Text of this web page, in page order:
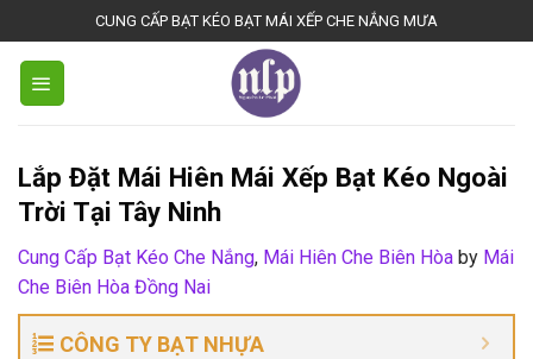
Bienhoadongnai.netCUNG CẤP BẠT KÉO BẠT MÁI XẾP CHE NẮNG MƯA
Lắp Đặt Mái Hiên Mái Xếp Bạt Kéo Ngoài
Trời Tại Tây Ninh
Cung Cấp Bạt Kéo Che Nắng, Mái Hiên Che Biên Hòa by Mái
Che Biên Hòa Đồng Nai
CÔNG TY BẠT NHỰA